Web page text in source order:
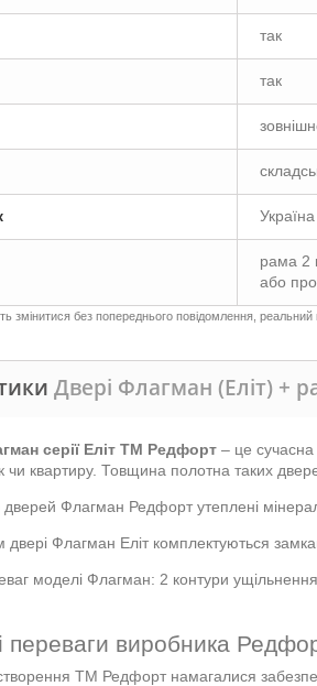
так
так
Україна
рама 2
або
змінитися без попереднього повідомлення, реальний
Двері Флагман (Еліт) +
серії Еліт ТМ Редфорт – це
чи квартиру. Товщина полотна таких
дверей Флагман Редфорт утеплені
Флагман Еліт комплектуються
моделі Флагман: 2 контури
переваги виробника
ТМ Редфорт намагалися